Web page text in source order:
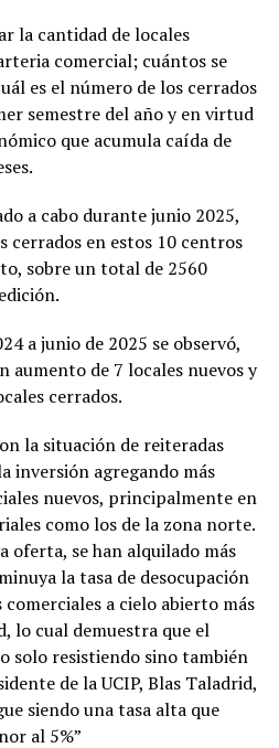
la cantidad de locales
comercial; cuántos se
es el número de los cerrados
semestre del año y en virtud
que acumula caída de
a cabo durante junio 2025,
cerrados en estos 10 centros
sobre un total de 2560
a junio de 2025 se observó,
aumento de 7 locales nuevos y
cerrados.
la situación de reiteradas
inversión agregando más
nuevos, principalmente en
como los de la zona norte.
oferta, se han alquilado más
la tasa de desocupación
a cielo abierto más
lo cual demuestra que el
solo resistiendo sino también
de la UCIP, Blas Taladrid,
siendo una tasa alta que
al 5%”